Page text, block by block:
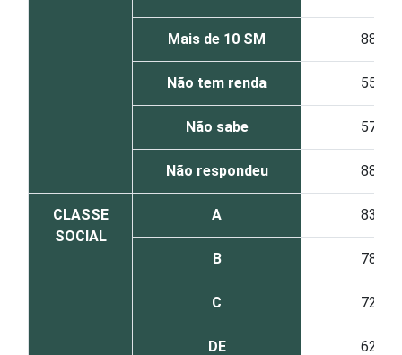
Mais de 10 SM 88
Não tem renda 55
Não sabe 57
Não respondeu 88
CLASSE
SOCIAL
A 83
B 78
C 72
DE 62